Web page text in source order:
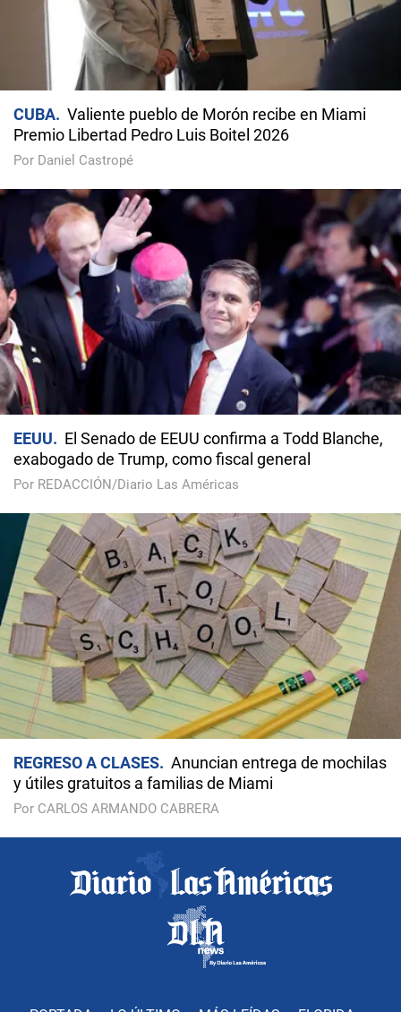
CUBA
Valiente pueblo de Morón recibe en Miami
Premio Libertad Pedro Luis Boitel 2026
Por Daniel Castropé
EEUU
El Senado de EEUU confirma a Todd Blanche,
exabogado de Trump, como fiscal general
Por REDACCIÓN/Diario Las Américas
REGRESO A CLASES
Anuncian entrega de mochilas
y útiles gratuitos a familias de Miami
Por CARLOS ARMANDO CABRERA